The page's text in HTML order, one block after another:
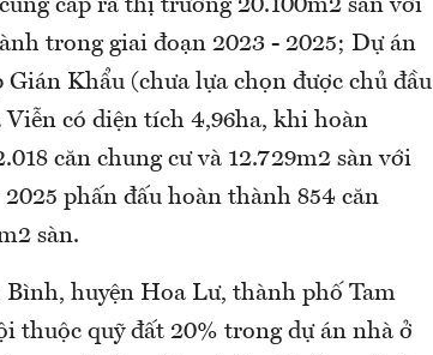
cấp ra thị trường 20.100m2 sàn với
trong giai đoạn 2023 - 2025; Dự án
Khẩu (chưa lựa chọn được chủ đầu
có diện tích 4,96ha, khi hoàn
căn chung cư và 12.729m2 sàn với
phấn đấu hoàn thành 854 căn
sàn.
huyện Hoa Lư, thành phố Tam
thuộc quỹ đất 20% trong dự án nhà ở